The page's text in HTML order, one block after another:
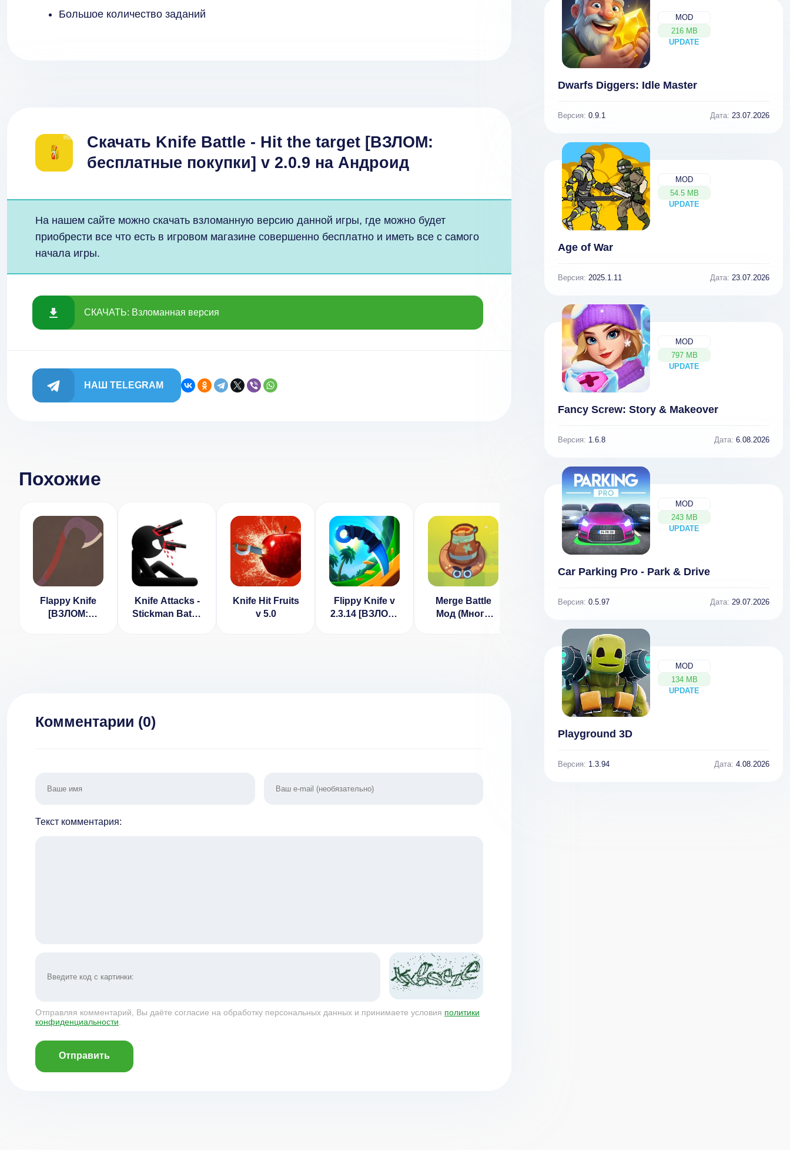
Большое количество заданий
Скачать Knife Battle - Hit the target [ВЗЛОМ:
бесплатные покупки] v 2.0.9 на Андроид
На нашем сайте можно скачать взломанную версию данной игры, где можно будет
приобрести все что есть в игровом магазине совершенно бесплатно и иметь все с самого
начала игры.
СКАЧАТЬ: Взломанная версия
НАШ TELEGRAM
Похожие
Flappy Knife
[ВЗЛОМ:
Knife Attacks -
Stickman Battle
Knife Hit Fruits
v 5.0
Flippy Knife v
2.3.14 [ВЗЛОМ:
Merge Battle
Мод (Много
Комментарии (0)
Текст комментария:
Отправляя комментарий, Вы даёте согласие на обработку персональных данных и принимаете условия политики
конфиденциальности
Отправить
MOD
216 MB
UPDATE
NEW
Dwarfs Diggers: Idle Master
Версия: 0.9.1 Дата: 23.07.2026
MOD
54.5 MB
UPDATE
NEW
Age of War
Версия: 2025.1.11 Дата: 23.07.2026
MOD
797 MB
UPDATE
NEW
Fancy Screw: Story & Makeover
Версия: 1.6.8 Дата: 6.08.2026
MOD
243 MB
UPDATE
NEW
Car Parking Pro - Park & Drive
Версия: 0.5.97 Дата: 29.07.2026
MOD
134 MB
UPDATE
NEW
Playground 3D
Версия: 1.3.94 Дата: 4.08.2026